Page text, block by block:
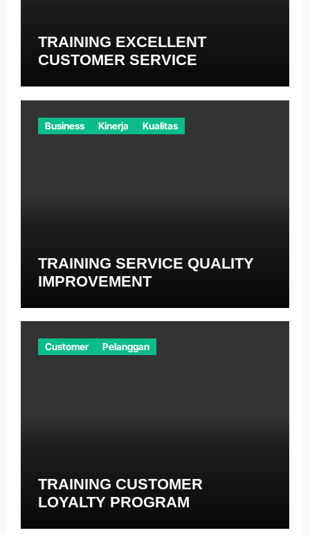
TRAINING EXCELLENT
CUSTOMER SERVICE
Business Kinerja Kualitas
TRAINING SERVICE QUALITY
IMPROVEMENT
Customer Pelanggan
TRAINING CUSTOMER
LOYALTY PROGRAM